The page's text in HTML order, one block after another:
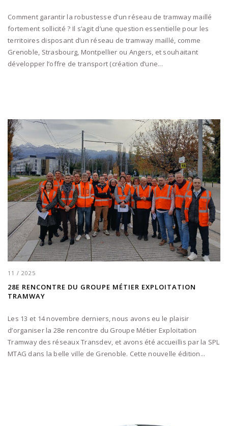
Comment garantir la robustesse d’un réseau de tramway maillé
fortement sollicité ? Il s’agit d’une question essentielle pour les
territoires disposant d’un réseau de tramway maillé, comme
Grenoble, Strasbourg, Montpellier ou Angers, et souhaitant
développer l’offre de transport (création d’une...
11 / 2025
28E RENCONTRE DU GROUPE MÉTIER EXPLOITATION
TRAMWAY
Les 13 et 14 novembre derniers, nous avons eu le plaisir
d’organiser la 28e rencontre du Groupe Métier Exploitation
Tramway des réseaux Transdev, et avons été accueillis par la SPL
MTAG dans la belle ville de Grenoble. Cette nouvelle édition...